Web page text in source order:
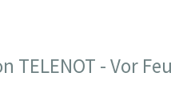
TELENOT - Vor